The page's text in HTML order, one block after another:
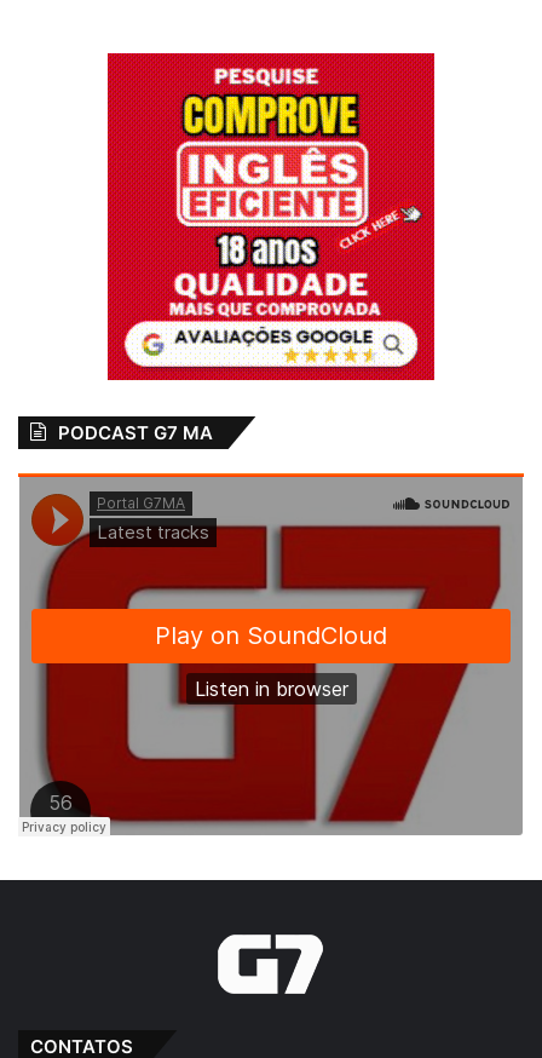
PODCAST G7 MA
CONTATOS